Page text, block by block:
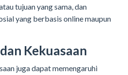
tujuan yang sama, dan
yang berbasis online maupun
Kekuasaan
juga dapat memengaruhi